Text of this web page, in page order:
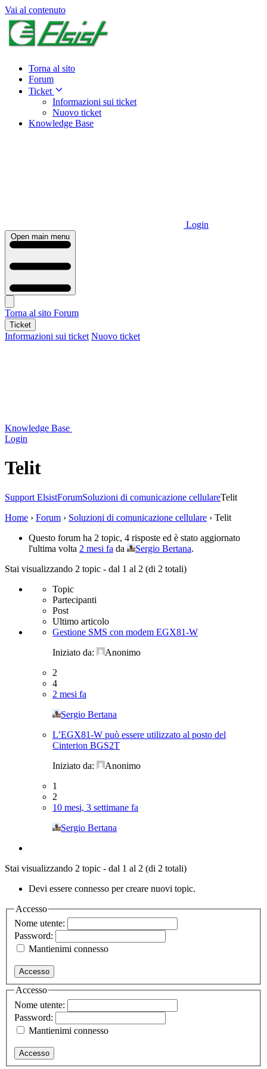
Vai al contenuto
Torna al sito
Forum
Ticket
Informazioni sui ticket
Nuovo ticket
Knowledge Base
Login
Open main menu
Torna al sito Forum
Ticket
Informazioni sui ticket Nuovo ticket
Knowledge Base
Login
Telit
Support ElsistForumSoluzioni di comunicazione cellulareTelit
Home › Forum › Soluzioni di comunicazione cellulare › Telit
Questo forum ha 2 topic, 4 risposte ed è stato aggiornato
l'ultima volta 2 mesi fa da Sergio Bertana.
Stai visualizzando 2 topic - dal 1 al 2 (di 2 totali)
Topic
Partecipanti
Post
Ultimo articolo
Gestione SMS con modem EGX81-W
Iniziato da:
Anonimo
2
4
2 mesi fa
Sergio Bertana
L’EGX81-W può essere utilizzato al posto del
Cinterion BGS2T
Iniziato da:
Anonimo
1
2
10 mesi, 3 settimane fa
Sergio Bertana
Stai visualizzando 2 topic - dal 1 al 2 (di 2 totali)
Devi essere connesso per creare nuovi topic.
Accesso
Nome utente:
Password:
Mantienimi connesso
Accesso
Accesso
Nome utente:
Password:
Mantienimi connesso
Accesso